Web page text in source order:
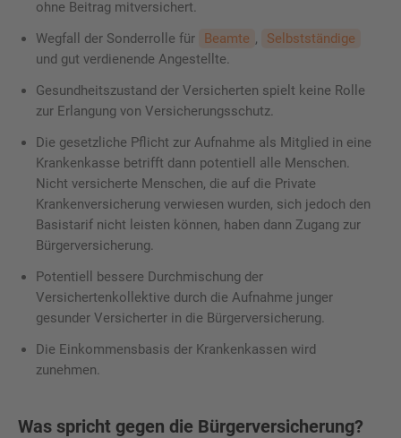
ohne Beitrag mitversichert.
Wegfall der Sonderrolle für
Beamte ,
Selbstständige
und gut verdienende Angestellte.
Gesundheitszustand der Versicherten spielt keine Rolle
zur Erlangung von Versicherungsschutz.
Die gesetzliche Pflicht zur Aufnahme als Mitglied in eine
Krankenkasse betrifft dann potentiell alle Menschen.
Nicht versicherte Menschen, die auf die Private
Krankenversicherung verwiesen wurden, sich jedoch den
Basistarif nicht leisten können, haben dann Zugang zur
Bürgerversicherung.
Potentiell bessere Durchmischung der
Versichertenkollektive durch die Aufnahme junger
gesunder Versicherter in die Bürgerversicherung.
Die Einkommensbasis der Krankenkassen wird
zunehmen.
Was spricht gegen die Bürgerversicherung?